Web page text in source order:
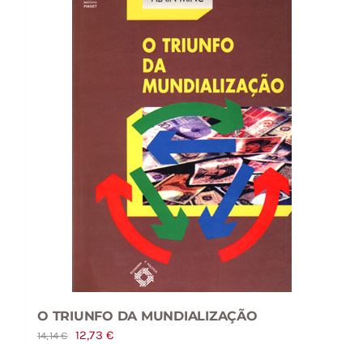
O TRIUNFO DA MUNDIALIZAÇÃO
14,14€
O
12,73€O